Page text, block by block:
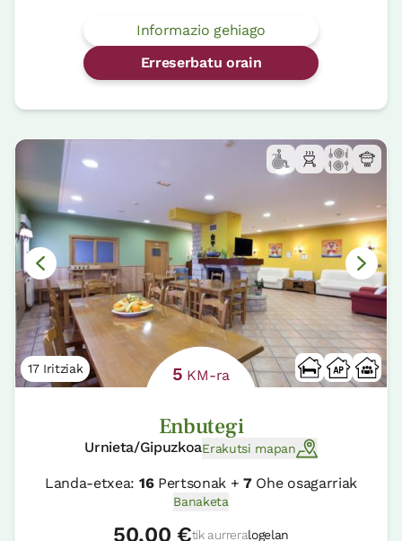
Informazio gehiago
Erreserbatu orain
17 Iritziak 5 KM-ra
Enbutegi
Urnieta/GipuzkoaErakutsi mapan
Landa-etxea: 16Pertsonak +7Ohe osagarriak
Banaketa
50.00 €tik aurreralogelan